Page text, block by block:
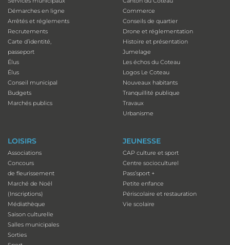
Démarches en ligne
Arrêtés et réglements
Recrutements
Carte d’identité,
passeport
Élus
Élus
Conseil municipal
Budgets
Marchés publics
Commerce
Conseils de quartier
Drone et réglementation
Histoire et présentation
Jumelage
Les échos du Coteau
Logos Le Coteau
Nouveaux habitants
Tranquillité publique
Travaux
Urbanisme
LOISIRS
Associations
Concours
de fleurissement
Marché de Noël
(Inscriptions)
Médiathèque
Saison culturelle
Salles municipales
Sorties
JEUNESSE
CAP culture et sport
Centre socioculturel
Pass’sport +
Petite enfance
Périscolaire et restauration
Vie scolaire